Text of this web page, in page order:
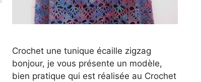
Crochet une tunique écaille zigzag
bonjour, je vous présente un modèle,
bien pratique qui est réalisée au Crochet